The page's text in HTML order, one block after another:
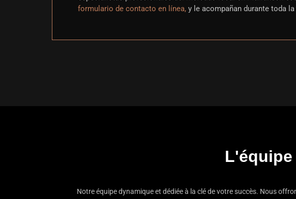
formulario de contacto en línea, y le acompañan durante toda
L'équipe
Notre équipe dynamique et dédiée à la clé de votre succès. Nous